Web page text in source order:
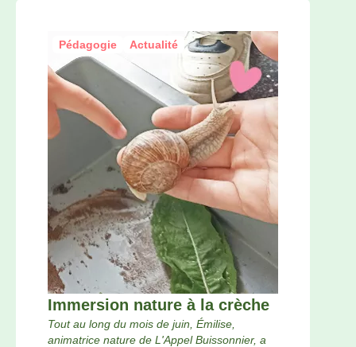
Pédagogie Actualité
Immersion nature à la crèche
Tout au long du mois de juin, Émilise,
animatrice nature de L'Appel Buissonnier, a